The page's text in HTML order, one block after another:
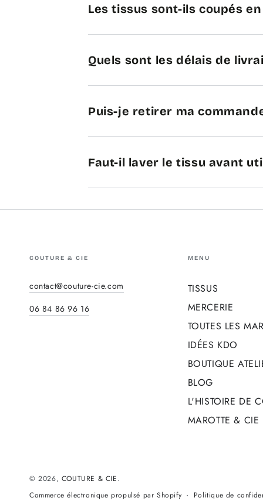
Les tissus sont-ils coupés
Quels sont les délais de
Puis-je retirer ma
Faut-il laver le tissu avant
COUTURE & CIE
contact@couture-cie.com
06 84 86 96 16
MENU
TISSUS
MERCERIE
TOUTES LES
IDÉES KDO
BOUTIQUE
BLOG
L'HISTOIRE DE
MAROTTE & CIE
© 2026, COUTURE & CIE.
Commerce électronique propulsé par Shopify
Politique de